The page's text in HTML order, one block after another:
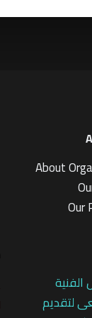
About
Our
الفنية
لتقديم